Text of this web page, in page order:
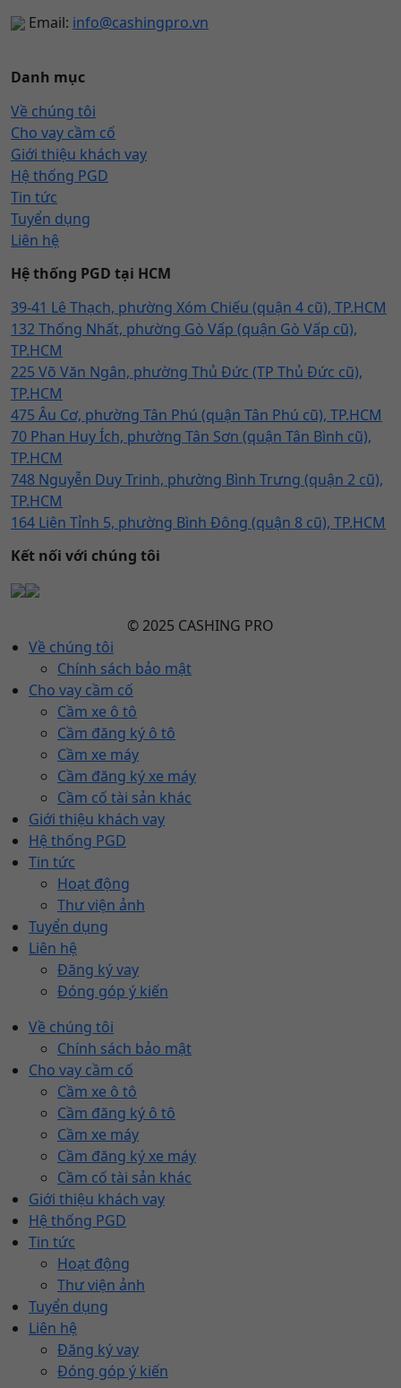
Email: info@cashingpro.vn
Danh mục
Về chúng tôi
Cho vay cầm cố
Giới thiệu khách vay
Hệ thống PGD
Tin tức
Tuyển dụng
Liên hệ
Hệ thống PGD tại HCM
39-41 Lê Thạch, phường Xóm Chiếu (quận 4 cũ), TP.HCM
132 Thống Nhất, phường Gò Vấp (quận Gò Vấp cũ),
TP.HCM
225 Võ Văn Ngân, phường Thủ Đức (TP Thủ Đức cũ),
TP.HCM
475 Âu Cơ, phường Tân Phú (quận Tân Phú cũ), TP.HCM
70 Phan Huy Ích, phường Tân Sơn (quận Tân Bình cũ),
TP.HCM
748 Nguyễn Duy Trinh, phường Bình Trưng (quận 2 cũ),
TP.HCM
164 Liên Tỉnh 5, phường Bình Đông (quận 8 cũ), TP.HCM
Kết nối với chúng tôi
© 2025 CASHING PRO
Về chúng tôi
Chính sách bảo mật
Cho vay cầm cố
Cầm xe ô tô
Cầm đăng ký ô tô
Cầm xe máy
Cầm đăng ký xe máy
Cầm cố tài sản khác
Giới thiệu khách vay
Hệ thống PGD
Tin tức
Hoạt động
Thư viện ảnh
Tuyển dụng
Liên hệ
Đăng ký vay
Đóng góp ý kiến
Về chúng tôi
Chính sách bảo mật
Cho vay cầm cố
Cầm xe ô tô
Cầm đăng ký ô tô
Cầm xe máy
Cầm đăng ký xe máy
Cầm cố tài sản khác
Giới thiệu khách vay
Hệ thống PGD
Tin tức
Hoạt động
Thư viện ảnh
Tuyển dụng
Liên hệ
Đăng ký vay
Đóng góp ý kiến